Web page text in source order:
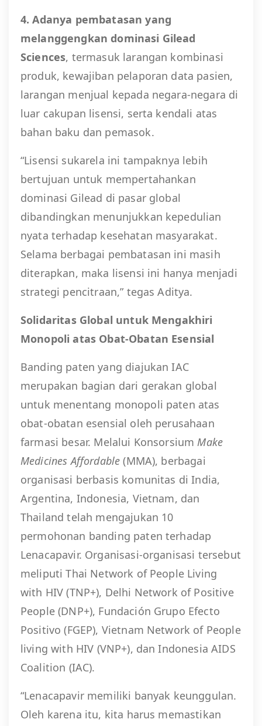
4. Adanya pembatasan yang
melanggengkan dominasi Gilead
Sciences, termasuk larangan kombinasi
produk, kewajiban pelaporan data pasien,
larangan menjual kepada negara-negara di
luar cakupan lisensi, serta kendali atas
bahan baku dan pemasok.
“Lisensi sukarela ini tampaknya lebih
bertujuan untuk mempertahankan
dominasi Gilead di pasar global
dibandingkan menunjukkan kepedulian
nyata terhadap kesehatan masyarakat.
Selama berbagai pembatasan ini masih
diterapkan, maka lisensi ini hanya menjadi
strategi pencitraan,” tegas Aditya.
Solidaritas Global untuk Mengakhiri
Monopoli atas Obat-Obatan Esensial
Banding paten yang diajukan IAC
merupakan bagian dari gerakan global
untuk menentang monopoli paten atas
obat-obatan esensial oleh perusahaan
farmasi besar. Melalui KonsorsiumMake
Medicines Affordable (MMA), berbagai
organisasi berbasis komunitas di India,
Argentina, Indonesia, Vietnam, dan
Thailand telah mengajukan 10
permohonan banding paten terhadap
Lenacapavir. Organisasi-organisasi tersebut
meliputi Thai Network of People Living
with HIV (TNP+), Delhi Network of Positive
People (DNP+), Fundación Grupo Efecto
Positivo (FGEP), Vietnam Network of People
living with HIV (VNP+), dan Indonesia AIDS
Coalition (IAC).
“Lenacapavir memiliki banyak keunggulan.
Oleh karena itu, kita harus memastikan